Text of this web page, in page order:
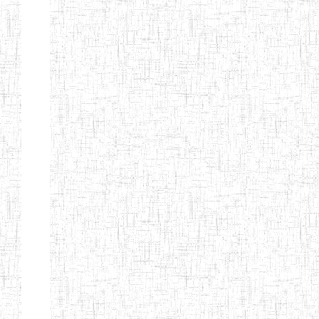
Début Préc. 1 2 3 4 5
6
Suivant
Fin
Etablissements
d'enseignement
secondaire
technique
et
professionnel